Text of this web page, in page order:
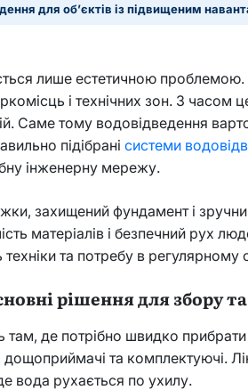
для об’єктів із підвищеним
лише естетичною проблемою.
і технічних зон. З
Саме тому водовідведення
підібрані системи
інженерну мережу.
захищений фундамент і
матеріалів і безпечний рух
та потребу в регулярному
рішення для збору
де потрібно швидко прибрати
дощоприймачі та комплектуючі.
вода рухається по ухилу.